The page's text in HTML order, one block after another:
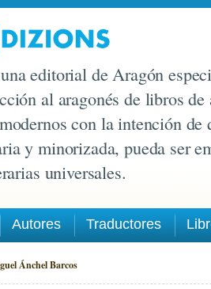
editorial de Aragón
al aragonés de libros de
con la intención de
y minorizada, pueda ser
universales.
Autores Traductores
Ánchel Barcos